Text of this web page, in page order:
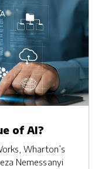
of AI?
Wharton’s
Nemessanyi